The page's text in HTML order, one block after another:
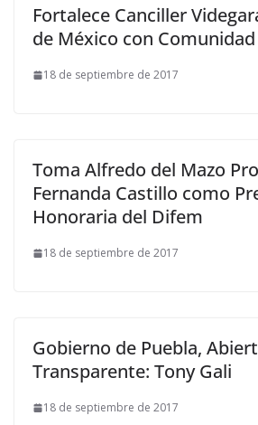
Fortalece Canciller
de México con Comunidad
18 de septiembre de 2017
Toma Alfredo del Mazo
Fernanda Castillo como
Honoraria del Difem
18 de septiembre de 2017
Gobierno de Puebla,
Transparente: Tony Gali
18 de septiembre de 2017